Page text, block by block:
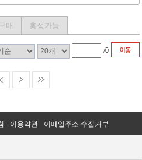
매 흥정가능
/0
이용약관 이메일주소 수집거부